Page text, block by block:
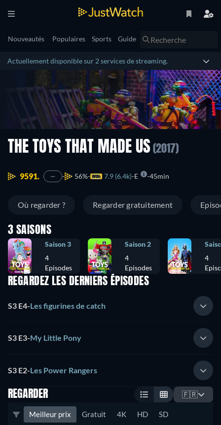
Nouveautés Populaires Sports Guide
Actuellement disponible sur 2 services de streaming.
THE TOYS THAT MADE US (2017)
9591. — 56% 7.9 (6.4k) E 45min
Où regarder ? Regarder gratuitement
3 SAISONS
Saison 3
4
Episodes
Saison 2
4
Episodes
4
REGARDEZ LES DERNIERS ÉPISODES
S3 E4-Les figurines de catch
S3 E3-My Little Pony
S3 E2-Les Power Rangers
REGARDER 🇫🇷
Meilleur prix Gratuit 4K HD SD